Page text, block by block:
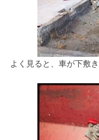
よく見ると、車が下敷